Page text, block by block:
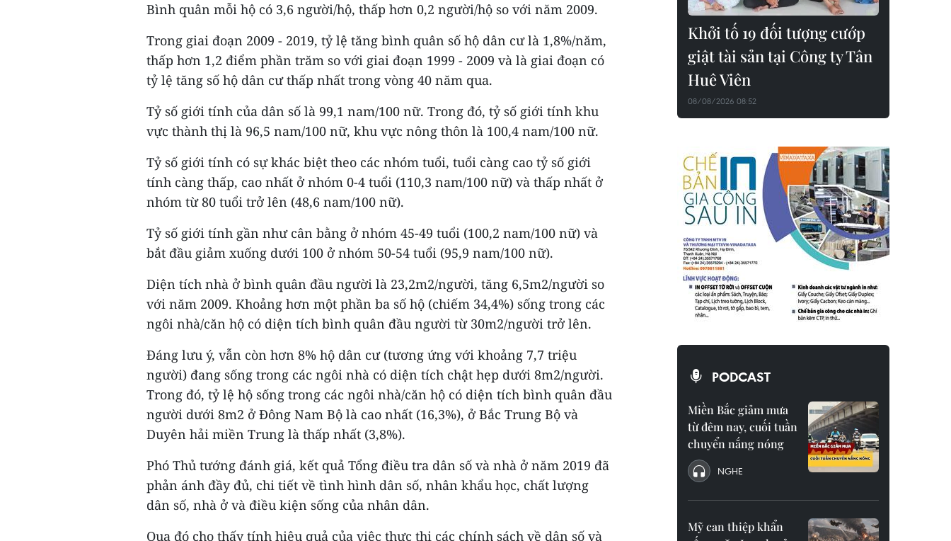
Bình quân mỗi hộ có 3,6 người/hộ, thấp hơn 0,2 người/hộ so với năm 2009.
Trong giai đoạn 2009 - 2019, tỷ lệ tăng bình quân số hộ dân cư là 1,8%/năm,
thấp hơn 1,2 điểm phần trăm so với giai đoạn 1999 - 2009 và là giai đoạn có
tỷ lệ tăng số hộ dân cư thấp nhất trong vòng 40 năm qua.
Tỷ số giới tính của dân số là 99,1 nam/100 nữ. Trong đó, tỷ số giới tính khu
vực thành thị là 96,5 nam/100 nữ, khu vực nông thôn là 100,4 nam/100 nữ.
Tỷ số giới tính có sự khác biệt theo các nhóm tuổi, tuổi càng cao tỷ số giới
tính càng thấp, cao nhất ở nhóm 0-4 tuổi (110,3 nam/100 nữ) và thấp nhất ở
nhóm từ 80 tuổi trở lên (48,6 nam/100 nữ).
Tỷ số giới tính gần như cân bằng ở nhóm 45-49 tuổi (100,2 nam/100 nữ) và
bắt đầu giảm xuống dưới 100 ở nhóm 50-54 tuổi (95,9 nam/100 nữ).
Diện tích nhà ở bình quân đầu người là 23,2m2/người, tăng 6,5m2/người so
với năm 2009. Khoảng hơn một phần ba số hộ (chiếm 34,4%) sống trong các
ngôi nhà/căn hộ có diện tích bình quân đầu người từ 30m2/người trở lên.
Đáng lưu ý, vẫn còn hơn 8% hộ dân cư (tương ứng với khoảng 7,7 triệu
người) đang sống trong các ngôi nhà có diện tích chật hẹp dưới 8m2/người.
Trong đó, tỷ lệ hộ sống trong các ngôi nhà/căn hộ có diện tích bình quân đầu
người dưới 8m2 ở Đông Nam Bộ là cao nhất (16,3%), ở Bắc Trung Bộ và
Duyên hải miền Trung là thấp nhất (3,8%).
Phó Thủ tướng đánh giá, kết quả Tổng điều tra dân số và nhà ở năm 2019 đã
phản ánh đầy đủ, chi tiết về tình hình dân số, nhân khẩu học, chất lượng
dân số, nhà ở và điều kiện sống của nhân dân.
Qua đó cho thấy tính hiệu quả của việc thực thi các chính sách về dân số và
Khởi tố 19 đối tượng cướp
giật tài sản tại Công ty Tân
Huê Viên
08/08/2026 08:52
PODCAST
Miền Bắc giảm mưa
từ đêm nay, cuối tuần
chuyển nắng nóng
NGHE
Mỹ can thiệp khẩn